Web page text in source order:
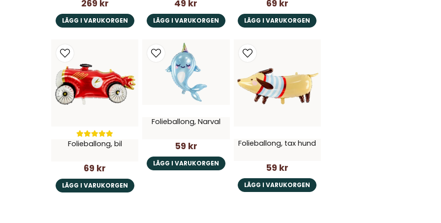
269 kr
LÄGG I VARUKORGEN
49 kr
LÄGG I VARUKORGEN
69 kr
LÄGG I VARUKORGEN
Folieballong, bil
69 kr
LÄGG I VARUKORGEN
Folieballong, Narval
59 kr
LÄGG I VARUKORGEN
Folieballong, tax hund
59 kr
LÄGG I VARUKORGEN